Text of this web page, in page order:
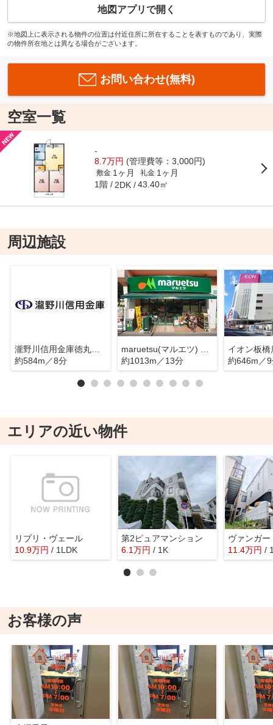
地図アプリで開く
※地図上に表示される物件の位置は付近住所に所在することを表すものであり、実際
の物件所在地とは異なる場合がございます。
お問い合わせ(無料)
空室一覧
-
8.7万円 (管理費等：3,000円)
敷金 1ヶ月 礼金 1ヶ月
1階 2DK 43.40㎡
周辺施設
瀧野川信用金庫徳丸支店
約584m／8分
約1013m／13分
イオン板橋
約646m／
エリアの近い物件
リブリ・ヴェール
10.9万円 / 1LDK
第2ピュアマンション
6.1万円 / 1K 11.4万円 /
お客様の声